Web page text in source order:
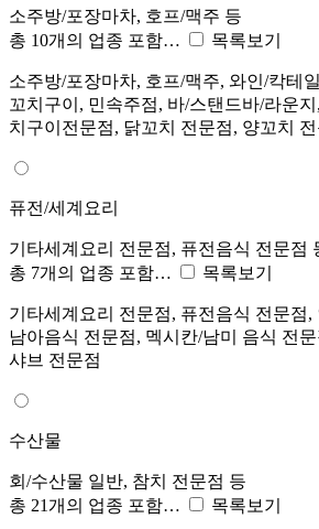
소주방/포장마차, 호프/맥주 등
총 10개의 업종 포함…
목록보기
소주방/포장마차, 호프/맥주, 와인/칵테
꼬치구이, 민속주점, 바/스탠드바/라운
치구이전문점, 닭꼬치 전문점, 양꼬치 전
퓨전/세계요리
기타세계요리 전문점, 퓨전음식 전문점
총 7개의 업종 포함…
목록보기
기타세계요리 전문점, 퓨전음식 전문점,
남아음식 전문점, 멕시칸/남미 음식 전
샤브 전문점
수산물
회/수산물 일반, 참치 전문점 등
총 21개의 업종 포함…
목록보기